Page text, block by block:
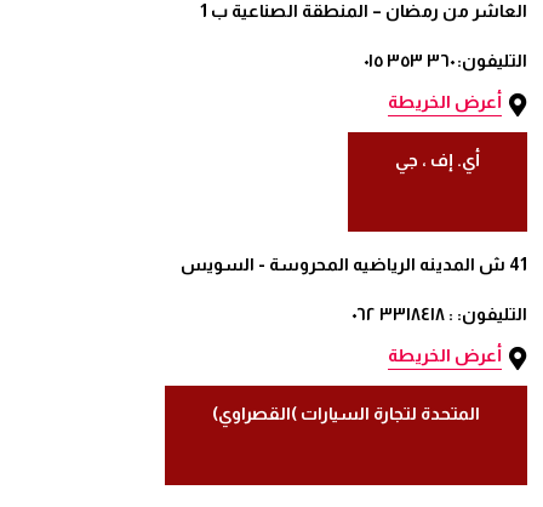
العاشر من رمضان – المنطقة الصناعية ب 1
التليفون: ٣٦٠ ٣٥٣ ٠١٥
أعرض الخريطة
أي. إف ، جي
41 ش المدينه الرياضيه المحروسة - السويس
التليفون: : ٣٣١٨٤١٨ ٠٦٢
أعرض الخريطة
المتحدة لتجارة السيارات )القصراوي)